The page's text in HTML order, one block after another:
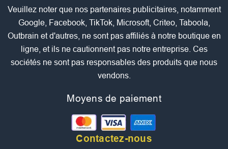
Veuillez noter que nos partenaires publicitaires, notamment
Google, Facebook, TikTok, Microsoft, Criteo, Taboola,
Outbrain et d'autres, ne sont pas affiliés à notre boutique en
ligne, et ils ne cautionnent pas notre entreprise. Ces
sociétés ne sont pas responsables des produits que nous
vendons.
Moyens de paiement
Contactez-nous